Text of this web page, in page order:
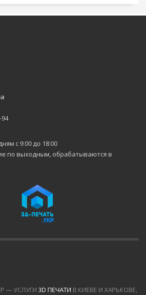
с 9:00 до 18:00
по выходным, обрабатываются в
— УСЛУГИ 3D ПЕЧАТИ В КИЕВЕ И ХАРЬКОВЕ,